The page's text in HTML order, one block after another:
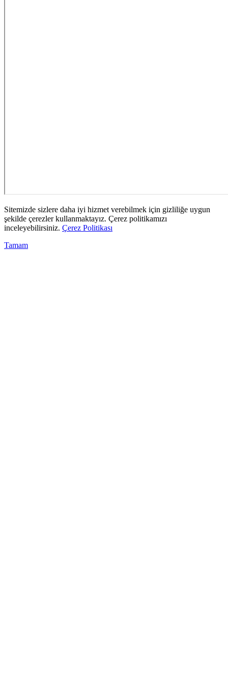
Sitemizde sizlere daha iyi hizmet verebilmek için gizliliğe uygun
şekilde çerezler kullanmaktayız. Çerez politikamızı
inceleyebilirsiniz. Çerez Politikası
Tamam